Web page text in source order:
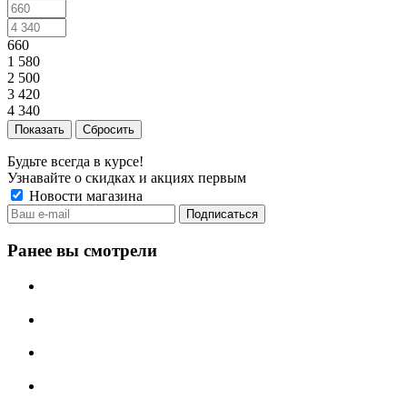
660
1 580
2 500
3 420
4 340
Сбросить
Будьте всегда в курсе!
Узнавайте о скидках и акциях первым
Новости магазина
Ранее вы смотрели